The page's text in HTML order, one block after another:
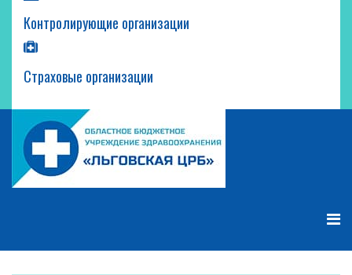
Контролирующие организации
Страховые организации